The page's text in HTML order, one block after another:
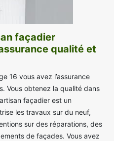
façadier
qualité et
16 vous avez l’assurance
Vous obtenez la qualité dans
façadier est un
les travaux sur du neuf,
sur des réparations, des
de façades. Vous avez